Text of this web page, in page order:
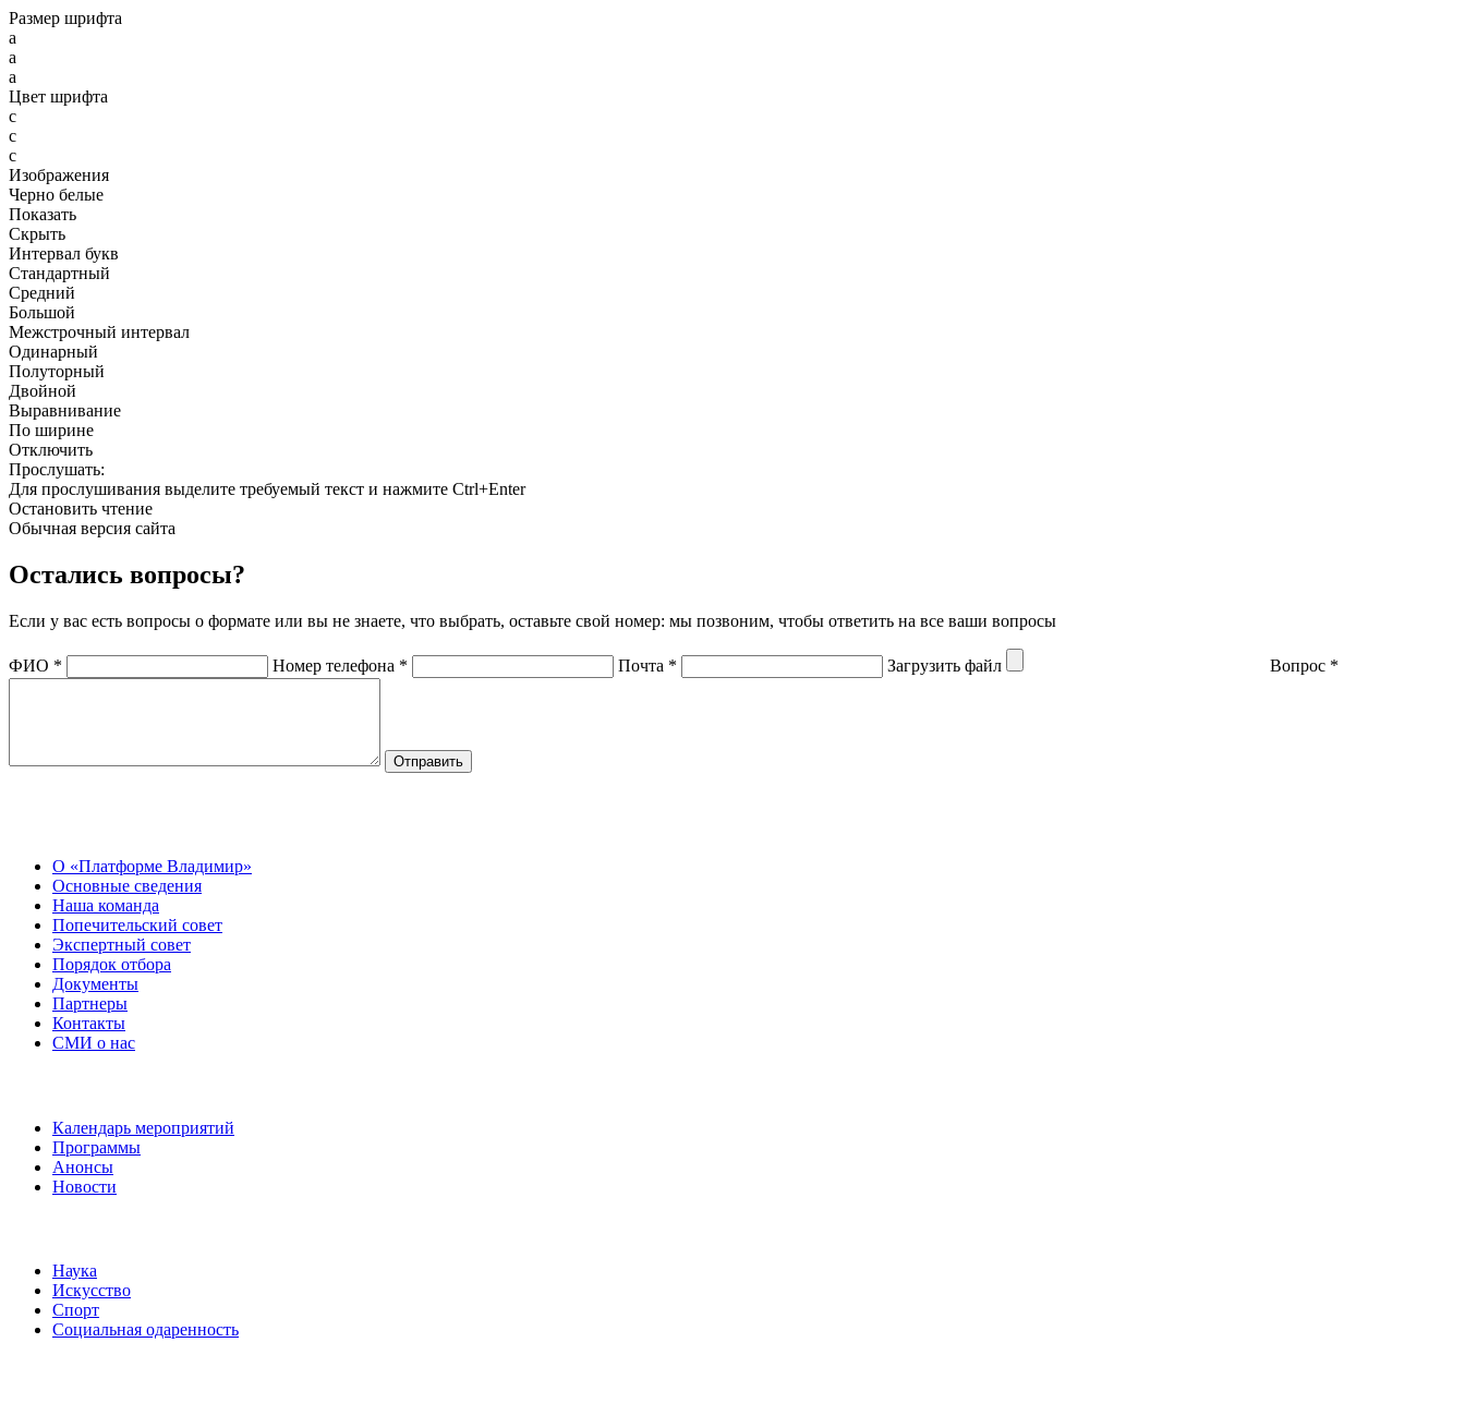
Размер шрифта
a
a
a
Цвет шрифта
c
c
c
Изображения
Черно белые
Показать
Скрыть
Интервал букв
Стандартный
Средний
Большой
Межстрочный интервал
Одинарный
Полуторный
Двойной
Выравнивание
По ширине
Отключить
Прослушать:
Для прослушивания выделите требуемый текст и нажмите Ctrl+Enter
Остановить чтение
Обычная версия сайта
Остались вопросы?
Если у вас есть вопросы о формате или вы не знаете, что выбрать, оставьте свой номер: мы позвоним, чтобы ответить на все ваши вопросы
ФИО * Номер телефона * Почта * Загрузить файл Вопрос *
О «Платформе Владимир»
Основные сведения
Наша команда
Попечительский совет
Экспертный совет
Порядок отбора
Документы
Партнеры
Контакты
СМИ о нас
Календарь мероприятий
Программы
Анонсы
Новости
Наука
Искусство
Спорт
Социальная одаренность